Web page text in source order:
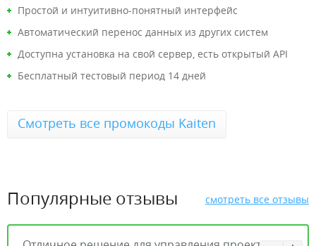
Простой и интуитивно-понятный интерфейс
Автоматический перенос данных из других систем
Доступна установка на свой сервер, есть открытый API
Бесплатный тестовый период 14 дней
Смотреть все промокоды Kaiten
Популярные отзывы смотреть все отзывы